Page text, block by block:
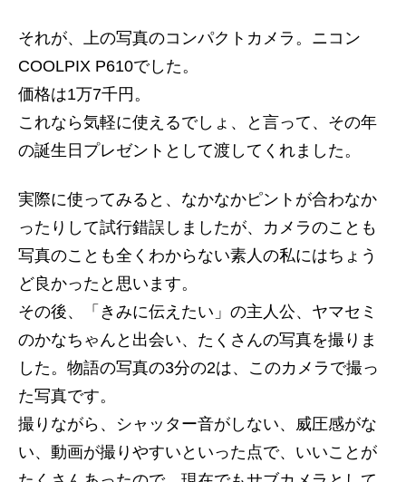
それが、上の写真のコンパクトカメラ。ニコン
COOLPIX P610でした。
価格は1万7千円。
これなら気軽に使えるでしょ、と言って、その年
の誕生日プレゼントとして渡してくれました。
実際に使ってみると、なかなかピントが合わなか
ったりして試行錯誤しましたが、カメラのことも
写真のことも全くわからない素人の私にはちょう
ど良かったと思います。
その後、「きみに伝えたい」の主人公、ヤマセミ
のかなちゃんと出会い、たくさんの写真を撮りま
した。物語の写真の3分の2は、このカメラで撮っ
た写真です。
撮りながら、シャッター音がしない、威圧感がな
い、動画が撮りやすいといった点で、いいことが